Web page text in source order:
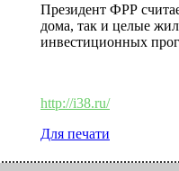
Президент ФРР
дома, так и целые
инвестиционных
http://i38.ru/
Для печати